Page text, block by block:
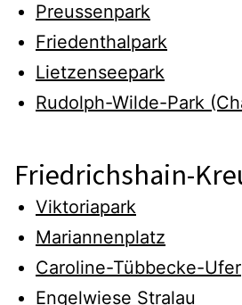
Preussenpark
Friedenthalpark
Lietzenseepark
Rudolph-Wilde-Park
Friedrichshain-
Viktoriapark
Mariannenplatz
Caroline-Tübbecke-Ufer
Engelwiese Stralau